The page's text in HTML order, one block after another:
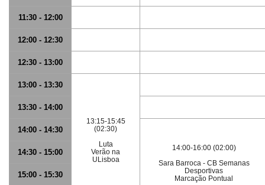
11:30 - 12:00
12:00 - 12:30
12:30 - 13:00
13:00 - 13:30
13:15-15:45
(02:30)
Luta
Verão na
ULisboa
13:30 - 14:00
14:00 - 14:30
14:00-16:00 (02:00)
Sara Barroca - CB Semanas
Desportivas
Marcação Pontual
14:30 - 15:00
15:00 - 15:30